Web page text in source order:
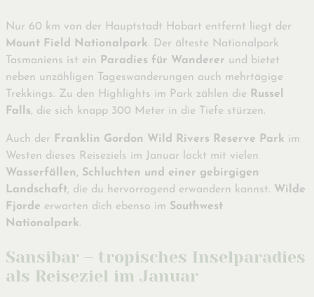
Nur 60 km von der Hauptstadt Hobart entfernt liegt der
Mount Field Nationalpark. Der älteste Nationalpark
Tasmaniens ist ein
Paradies für Wanderer und bietet
neben unzähligen Tageswanderungen auch mehrtägige
Trekkings. Zu den Highlights im Park zählen die Russel
Falls, die sich knapp 300 Meter in die Tiefe stürzen.
Auch der Franklin Gordon Wild Rivers Reserve Park im
Westen dieses Reiseziels im Januar lockt mit vielen
Wasserfällen, Schluchten und einer gebirgigen
Landschaft, die du hervorragend erwandern kannst. Wilde
Fjorde erwarten dich ebenso im Southwest
Nationalpark.
Sansibar – tropisches Inselparadies
als Reiseziel im Januar